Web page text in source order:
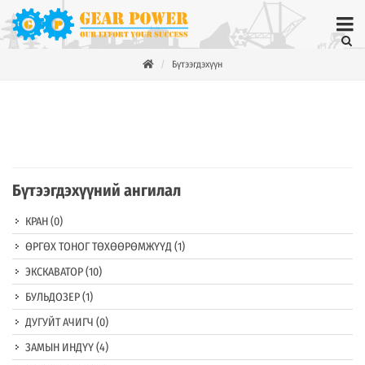
Бүтээгдэхүүн
Бүтээгдэхүүний ангилал
КРАН(0)
ӨРГӨХ ТОНОГ ТӨХӨӨРӨМЖҮҮД(1)
ЭКСКАВАТОР(10)
БУЛЬДОЗЕР(1)
ДУГУЙТ АЧИГЧ (0)
ЗАМЫН ИНДҮҮ(4)